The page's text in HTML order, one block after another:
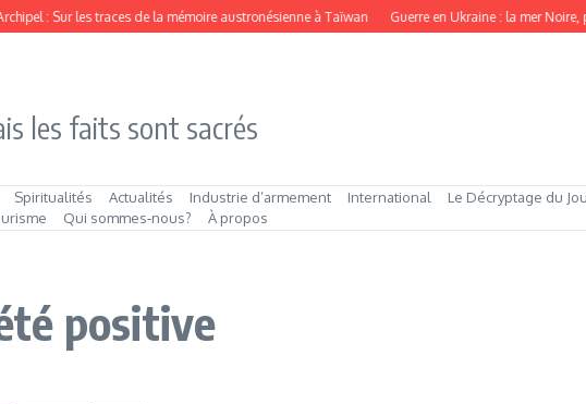
: Sur les traces de la mémoire austronésienne à Taïwan Guerre en Ukraine : la mer Noire,
les faits sont sacrés
Spiritualités Actualités Industrie d’armement International Le Décryptage du
Qui sommes‑nous? À propos
positive